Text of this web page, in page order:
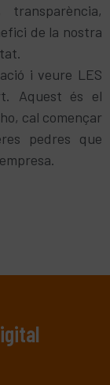
de la nostra
i veure LES
Aquest és el
cal començar
pedres que